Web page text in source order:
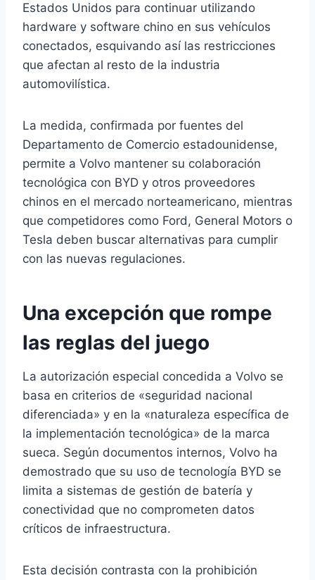
Estados Unidos para continuar utilizando
hardware y software chino en sus vehículos
conectados, esquivando así las restricciones
que afectan al resto de la industria
automovilística.
La medida, confirmada por fuentes del
Departamento de Comercio estadounidense,
permite a Volvo mantener su colaboración
tecnológica con BYD y otros proveedores
chinos en el mercado norteamericano, mientras
que competidores como Ford, General Motors o
Tesla deben buscar alternativas para cumplir
con las nuevas regulaciones.
Una excepción que rompe
las reglas del juego
La autorización especial concedida a Volvo se
basa en criterios de «seguridad nacional
diferenciada» y en la «naturaleza específica de
la implementación tecnológica» de la marca
sueca. Según documentos internos, Volvo ha
demostrado que su uso de tecnología BYD se
limita a sistemas de gestión de batería y
conectividad que no comprometen datos
críticos de infraestructura.
Esta decisión contrasta con la prohibición